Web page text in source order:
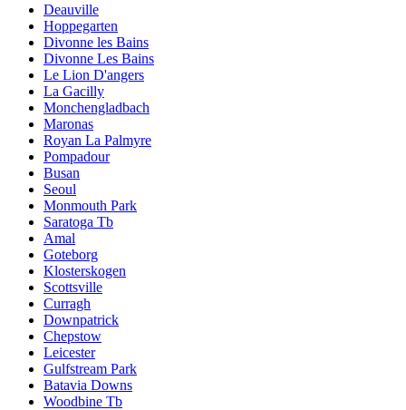
Deauville
Hoppegarten
Divonne les Bains
Divonne Les Bains
Le Lion D'angers
La Gacilly
Monchengladbach
Maronas
Royan La Palmyre
Pompadour
Busan
Seoul
Monmouth Park
Saratoga Tb
Amal
Goteborg
Klosterskogen
Scottsville
Curragh
Downpatrick
Chepstow
Leicester
Gulfstream Park
Batavia Downs
Woodbine Tb